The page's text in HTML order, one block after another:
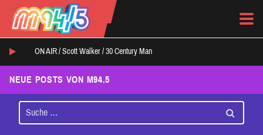
ON AIR / Scott Walker / 30 Century Man
NEUE POSTS VON M94.5